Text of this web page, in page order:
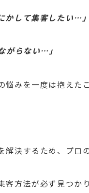
かして集客したい…」
がらない…」
みを一度は抱えた
解決するため、プロ
方法が必ず見つかり